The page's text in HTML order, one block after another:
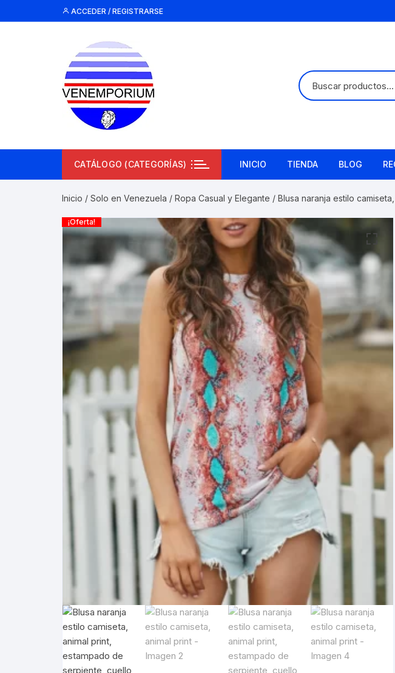
al
ACCEDER / REGISTRARSE
CATÁLOGO (CATEGORÍAS) INICIO TIENDA BLOG
Inicio / Solo en Venezuela / Ropa Casual y Elegante / Blusa naranja estilo
¡Oferta!